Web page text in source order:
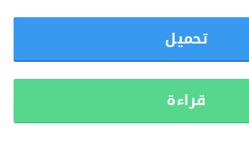
تحميل
قراءة